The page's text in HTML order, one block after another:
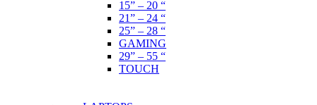
15” – 20 “
21” – 24 “
25” – 28 “
GAMING
29” – 55 “
TOUCH